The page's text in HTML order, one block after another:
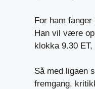
For ham
Han vil være
klokka 9.30
Så med ligaen
fremgang,